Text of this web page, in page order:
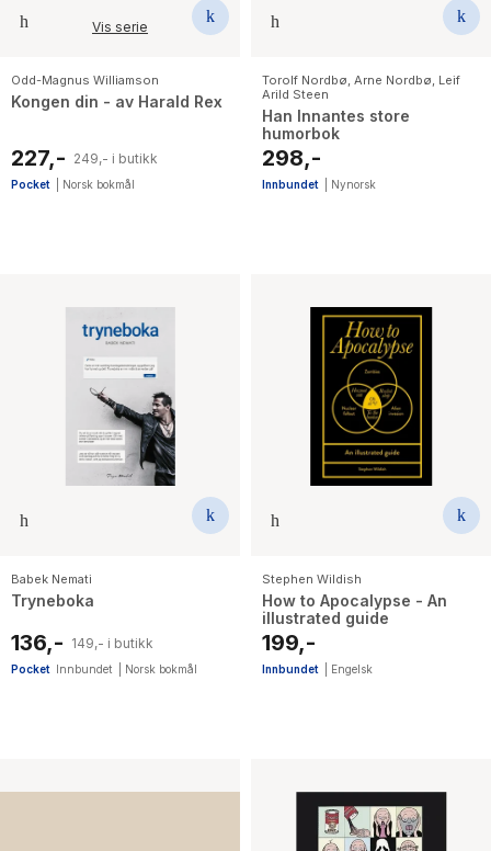
Vis serie
Odd-Magnus Williamson
Kongen din - av Harald Rex
227,- 249,- i butikk
Pocket Norsk bokmål
Torolf Nordbø, Arne Nordbø, Leif
Arild Steen
Han Innantes store
humorbok
298,-
Innbundet Nynorsk
Babek Nemati
Tryneboka
136,- 149,- i butikk
Pocket Innbundet Norsk bokmål
Stephen Wildish
How to Apocalypse - An
illustrated guide
199,-
Innbundet Engelsk